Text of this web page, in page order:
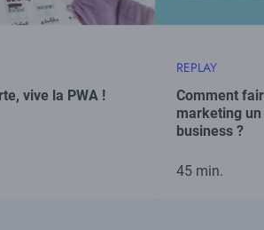
vive la PWA !
REPLAY
Comment
marketing
business ?
45 min.